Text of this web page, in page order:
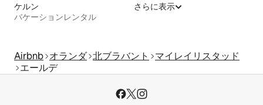
ケルン
バケーションレンタル
さらに表示
Airbnb オランダ 北ブラバント
マイレイリスタッド
エールデ